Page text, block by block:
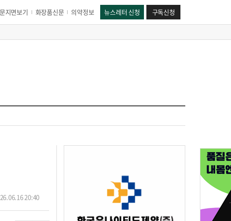
지면보기 화장품신문 의약정보 뉴스레터 신청 구독신청
20:40